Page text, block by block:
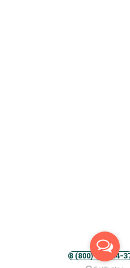
8 (800) 500-54-